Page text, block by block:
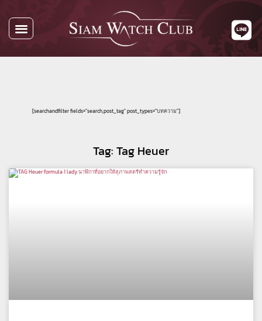
[searchandfilter fields="search,post_tag" post_types="บทความ"]
Tag: Tag Heuer